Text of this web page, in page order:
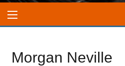
Morgan Neville